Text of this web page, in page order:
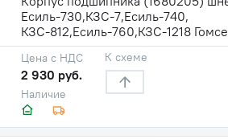
Есиль-730,КЗС-7,Есиль-740,
КЗС-812,Есиль-760,КЗС-1218
Наличие
Цена с НДС
2 930 руб.
К схеме